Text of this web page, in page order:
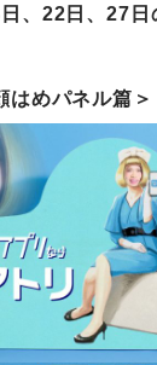
、22日、27日
はめパネル篇＞